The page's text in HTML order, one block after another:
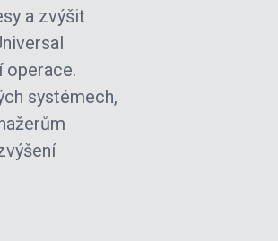
a zvýšit
operace.
systémech,